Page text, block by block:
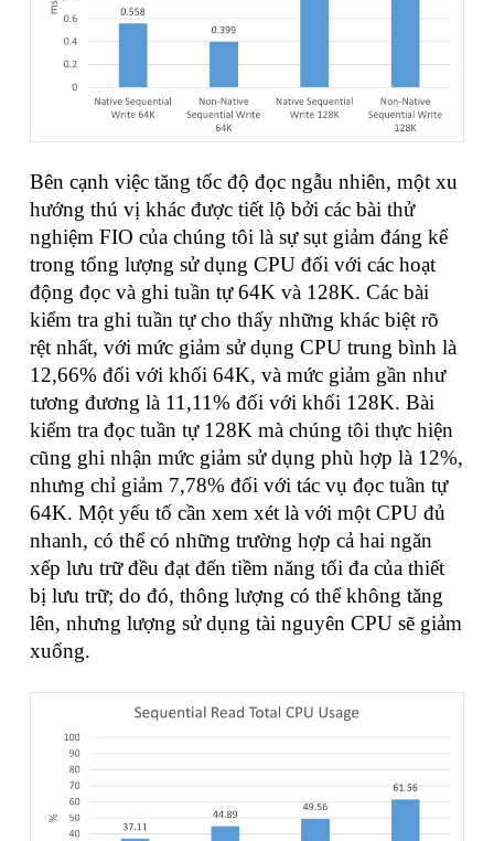
Bên cạnh việc tăng tốc độ đọc ngẫu nhiên, một xu
hướng thú vị khác được tiết lộ bởi các bài thử
nghiệm FIO của chúng tôi là sự sụt giảm đáng kể
trong tổng lượng sử dụng CPU đối với các hoạt
động đọc và ghi tuần tự 64K và 128K. Các bài
kiểm tra ghi tuần tự cho thấy những khác biệt rõ
rệt nhất, với mức giảm sử dụng CPU trung bình là
12,66% đối với khối 64K, và mức giảm gần như
tương đương là 11,11% đối với khối 128K. Bài
kiểm tra đọc tuần tự 128K mà chúng tôi thực hiện
cũng ghi nhận mức giảm sử dụng phù hợp là 12%,
nhưng chỉ giảm 7,78% đối với tác vụ đọc tuần tự
64K. Một yếu tố cần xem xét là với một CPU đủ
nhanh, có thể có những trường hợp cả hai ngăn
xếp lưu trữ đều đạt đến tiềm năng tối đa của thiết
bị lưu trữ; do đó, thông lượng có thể không tăng
lên, nhưng lượng sử dụng tài nguyên CPU sẽ giảm
xuống.